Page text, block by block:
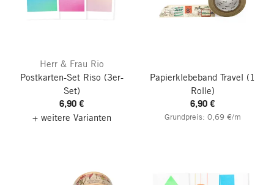
Herr & Frau Rio
Postkarten-Set Riso (3er-
Set)
6,90 €
+ weitere Varianten
Papierklebeband Travel (1
Rolle)
6,90 €
Grundpreis: 0,69 €/m